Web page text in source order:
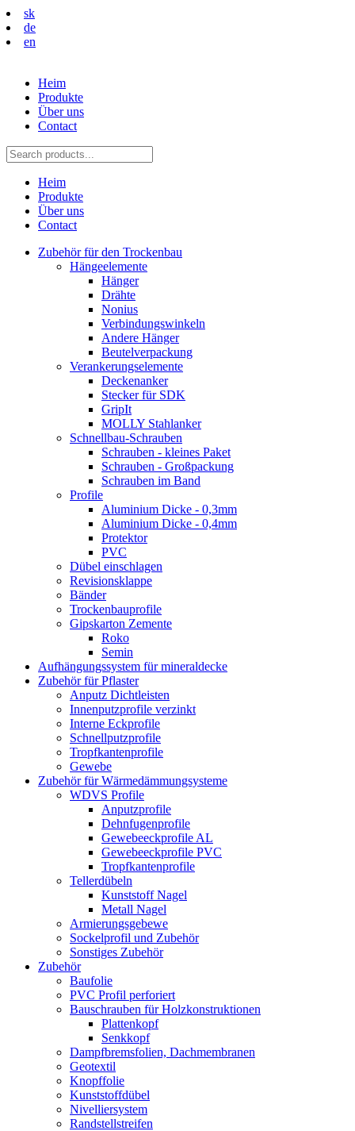
sk
de
en
Heim
Produkte
Über uns
Contact
Heim
Produkte
Über uns
Contact
Zubehör für den Trockenbau
Hängeelemente
Hänger
Drähte
Nonius
Verbindungswinkeln
Andere Hänger
Beutelverpackung
Verankerungselemente
Deckenanker
Stecker für SDK
GripIt
MOLLY Stahlanker
Schnellbau-Schrauben
Schrauben - kleines Paket
Schrauben - Großpackung
Schrauben im Band
Profile
Aluminium Dicke - 0,3mm
Aluminium Dicke - 0,4mm
Protektor
PVC
Dübel einschlagen
Revisionsklappe
Bänder
Trockenbauprofile
Gipskarton Zemente
Roko
Semin
Aufhängungssystem für mineraldecke
Zubehör für Pflaster
Anputz Dichtleisten
Innenputzprofile verzinkt
Interne Eckprofile
Schnellputzprofile
Tropfkantenprofile
Gewebe
Zubehör für Wärmedämmungsysteme
WDVS Profile
Anputzprofile
Dehnfugenprofile
Gewebeeckprofile AL
Gewebeeckprofile PVC
Tropfkantenprofile
Tellerdübeln
Kunststoff Nagel
Metall Nagel
Armierungsgebewe
Sockelprofil und Zubehör
Sonstiges Zubehör
Zubehör
Baufolie
PVC Profil perforiert
Bauschrauben für Holzkonstruktionen
Plattenkopf
Senkkopf
Dampfbremsfolien, Dachmembranen
Geotextil
Knopffolie
Kunststoffdübel
Nivelliersystem
Randstellstreifen